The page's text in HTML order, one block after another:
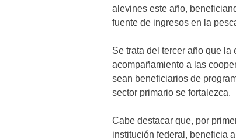
alevines este año,
fuente de ingresos en la
Se trata del tercer año que
acompañamiento a las
sean beneficiarios de
sector primario se fortalezca.
Cabe destacar que, por
institución federal, beneficia